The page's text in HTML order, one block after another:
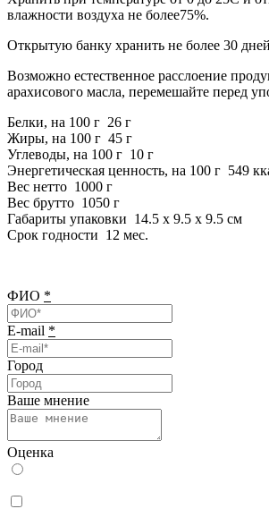
влажности воздуха не более75%.
Открытую банку хранить не более 30
Возможно естественное расслоение
арахисового масла, перемешайте перед
Белки, на 100 г 26 г
Жиры, на 100 г 45 г
Углеводы, на 100 г 10 г
Энергетическая ценность, на 100 г 549
Вес нетто 1000 г
Вес брутто 1050 г
Габариты упаковки 14.5 x 9.5 x 9.5 см
Срок годности 12 мес.
ФИО *
E-mail *
Город
Ваше мнение
Оценка